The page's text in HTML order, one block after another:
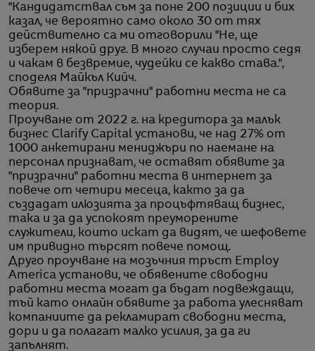
"Кандидатствал съм за поне 200 позиции и бих
казал, че вероятно само около 30 от тях
действително са ми отговорили "Не, ще
изберем някой друг. В много случаи просто седя
и чакам в безвремие, чудейки се какво става.",
споделя Майкъл Кийч.
Обявите за "призрачни" работни места не са
теория.
Проучване от 2022 г. на кредитора за малък
бизнес Clarify Capital установи, че над 27% от
1000 анкетирани мениджъри по наемане на
персонал признават, че оставят обявите за
"призрачни" работни места в интернет за
повече от четири месеца, както за да
създадат илюзията за процъфтяващ бизнес,
така и за да успокоят преуморените
служители, които искат да видят, че шефовете
им привидно търсят повече помощ.
Друго проучване на мозъчния тръст Employ
America установи, че обявените свободни
работни места могат да бъдат подвеждащи,
тъй като онлайн обявите за работа улесняват
компаниите да рекламират свободни места,
дори и да полагат малко усилия, за да ги
запълнят.